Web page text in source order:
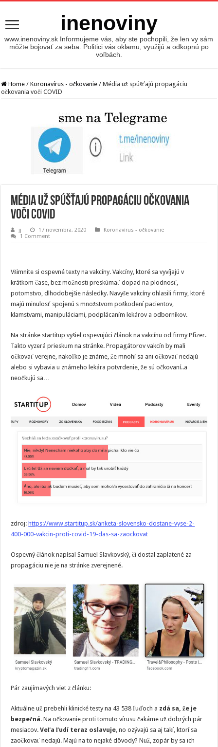
inenoviny
www.inenoviny.sk Informujeme vás, aby ste pochopili, že len vy sám
môžte bojovať za seba. Politici vás oklamu, využijú a odkopnú po
voľbách.
Home / Koronavírus - očkovanie / Média už spúšťajú propagáciu
očkovania voči COVID
Média už spúšťajú propagáciu očkovania
voči COVID
jj 17 novembra, 2020
Koronavírus - očkovanie
1 Comment
Všimnite si ospevné texty na vakcíny. Vakcíny, ktoré sa vyvíjajú v
krátkom čase, bez možnosti preskúmať dopad na plodnosť,
potomstvo, dlhodobejšie následky. Navyše vakcíny ohlasili firmy, ktoré
majú minulosť spojenú s množstvom poškodení pacientov,
klamstvami, manipuláciami, podplácaním lekárov a odborníkov.
Na stránke startitup vyšiel ospevujúci článok na vakcínu od firmy Pfizer.
Takto vyzerá prieskum na stránke. Propagátorov vakcín by mali
očkovať verejne, nakoľko je známe, že mnohí sa ani očkovať nedajú
alebo si vybavia u známeho lekára potvrdenie, že sú očkovaní..a
neočkujú sa…
zdroj: https://www.startitup.sk/anketa-slovensko-dostane-vyse-2-
400-000-vakcin-proti-covid-19-das-sa-zaockovat
Ospevný článok napísal Samuel Slavkovský, či dostal zaplatené za
propagáciu nie je na stránke zverejnené.
Pár zaujímavých viet z článku:
Aktuálne už prebehli klinické testy na 43 538 ľuďoch a zdá sa, že je
bezpečná. Na očkovanie proti tomuto vírusu čakáme už dobrých pár
mesiacov.Veľa ľudí teraz oslavuje, no ozývajú sa aj takí, ktorí sa
zaočkovať nedajú. Majú na to nejaké dôvody? Nuž, zopár by sa ich